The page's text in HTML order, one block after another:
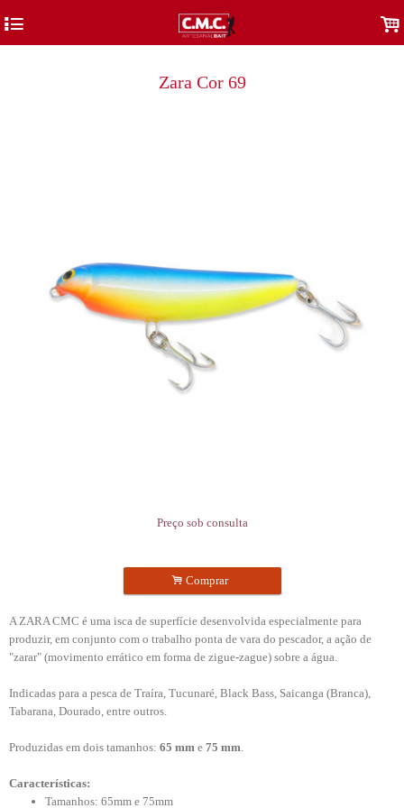
4 .
Zara Cor 69
Preço sob consulta
. Comprar
A ZARA CMC é uma isca de superfície desenvolvida especialmente para
produzir, em conjunto com o trabalho ponta de vara do pescador, a ação de
"zarar" (movimento errático em forma de zigue-zague) sobre a água.
Indicadas para a pesca de Traíra, Tucunaré, Black Bass, Saicanga (Branca),
Tabarana, Dourado, entre outros.
Produzidas em dois tamanhos: 65 mm e 75 mm.
Características:
Tamanhos: 65mm e 75mm